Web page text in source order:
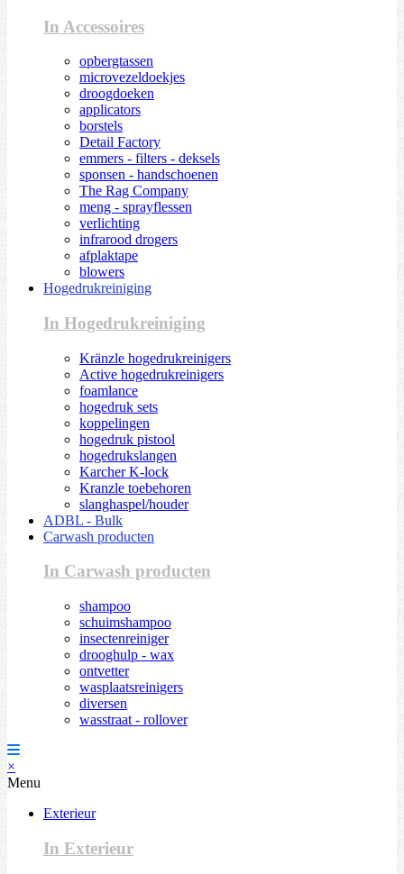
In Accessoires
opbergtassen
microvezeldoekjes
droogdoeken
applicators
borstels
Detail Factory
emmers - filters - deksels
sponsen - handschoenen
The Rag Company
meng - sprayflessen
verlichting
infrarood drogers
afplaktape
blowers
Hogedrukreiniging
In Hogedrukreiniging
Kränzle hogedrukreinigers
Active hogedrukreinigers
foamlance
hogedruk sets
koppelingen
hogedruk pistool
hogedrukslangen
Karcher K-lock
Kranzle toebehoren
slanghaspel/houder
ADBL - Bulk
Carwash producten
In Carwash producten
shampoo
schuimshampoo
insectenreiniger
drooghulp - wax
ontvetter
wasplaatsreinigers
diversen
wasstraat - rollover
×
Menu
Exterieur
In Exterieur